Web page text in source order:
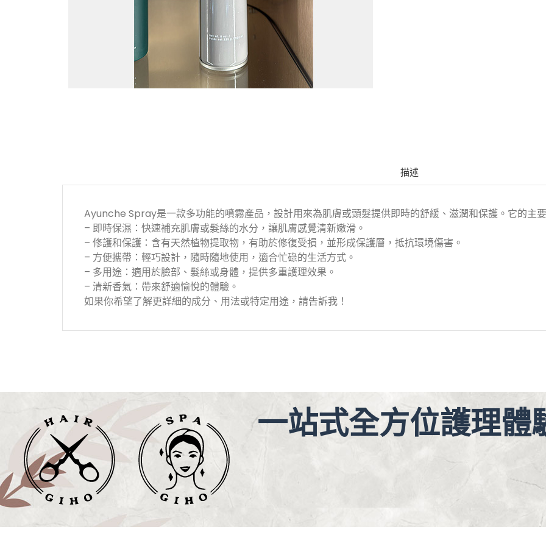
描述
Ayunche Spray是一款多功能的噴霧產品，設計用來為肌膚或頭髮提供即時的舒緩、滋潤和保護。它的主
– 即時保濕：快速補充肌膚或髮絲的水分，讓肌膚感覺清新嫩滑。
– 修護和保護：含有天然植物提取物，有助於修復受損，並形成保護層，抵抗環境傷害。
– 方便攜帶：輕巧設計，隨時隨地使用，適合忙碌的生活方式。
– 多用途：適用於臉部、髮絲或身體，提供多重護理效果。
– 清新香氣：帶來舒適愉悅的體驗。
如果你希望了解更詳細的成分、用法或特定用途，請告訴我！
一站式全方位護理體